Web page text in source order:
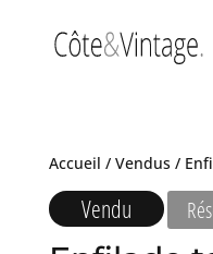
Accueil / Vendus/
Vendu